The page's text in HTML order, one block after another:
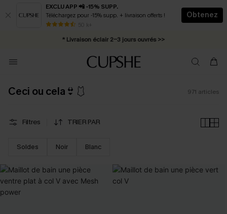
EXCLU APP 📲 -15% SUPP.
Téléchargez pour -15% supp. + livraison offerts !
50 k+
Obtenez
* Livraison éclair 2-3 jours ouvrés >>
Abonnement E-mail : -25% dès 4 achetés >>
Ceci ou cela👙🩱 971 articles
Filtres TRIER PAR
Soldes Noir Blanc